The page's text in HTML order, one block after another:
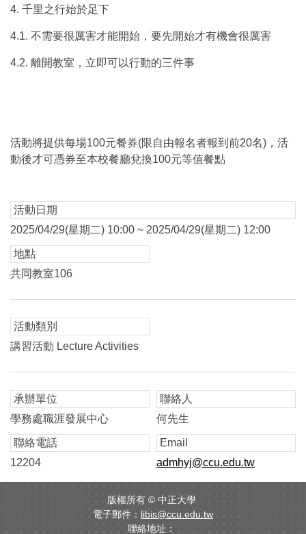
4. 千里之行始於足下
4.1. 不需要很厲害才能開始，要先開始才有機會很厲害
4.2. 離開教室，立即可以行動的三件事
活動將提供每場100元餐券(限自由報名者報到前20名)，活
動後才可憑券至本校餐廳兌換100元等值餐點
活動日期
2025/04/29(星期二) 10:00 ~ 2025/04/29(星期二) 12:00
地點
共同教室106
活動類別
講習活動 Lecture Activities
承辦單位
學務處職涯發展中心
聯絡人
何先生
聯絡電話
12204
Email
admhyj@ccu.edu.tw
版權所有 © 中正大學
電子郵件： libis@ccu.edu.tw
聯絡地址：